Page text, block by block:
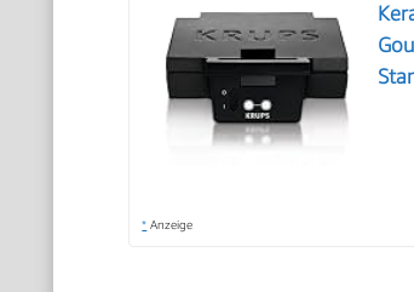
* Anzeige